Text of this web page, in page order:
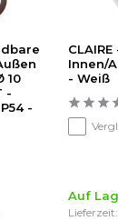
10
-
-
Innen/
- Weiß
Auf